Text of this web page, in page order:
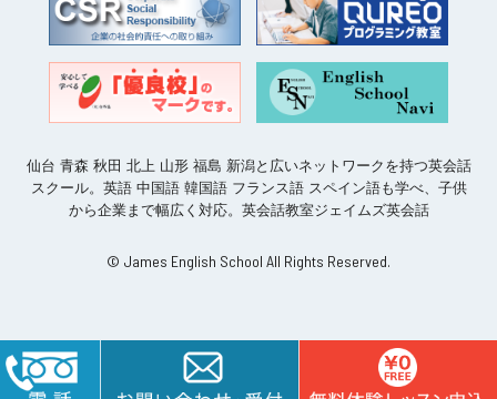
仙台 青森 秋田 北上 山形 福島 新潟と広いネットワークを持つ英会話
スクール。英語 中国語 韓国語 フランス語 スペイン語も学べ、子供
から企業まで幅広く対応。英会話教室ジェイムズ英会話
© James English School All Rights Reserved.